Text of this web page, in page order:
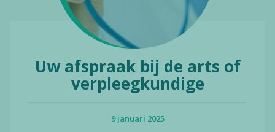
Uw afspraak bij de arts of
verpleegkundige
9 januari 2025